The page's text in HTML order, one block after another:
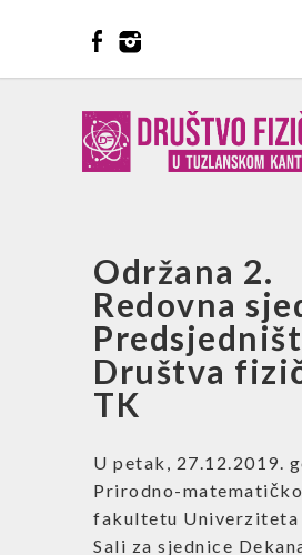
Održana 2.
Redovna
Društva
TK
U petak, 27.12.2019.
Prirodno-
fakultetu Univerziteta
Sali za sjednice